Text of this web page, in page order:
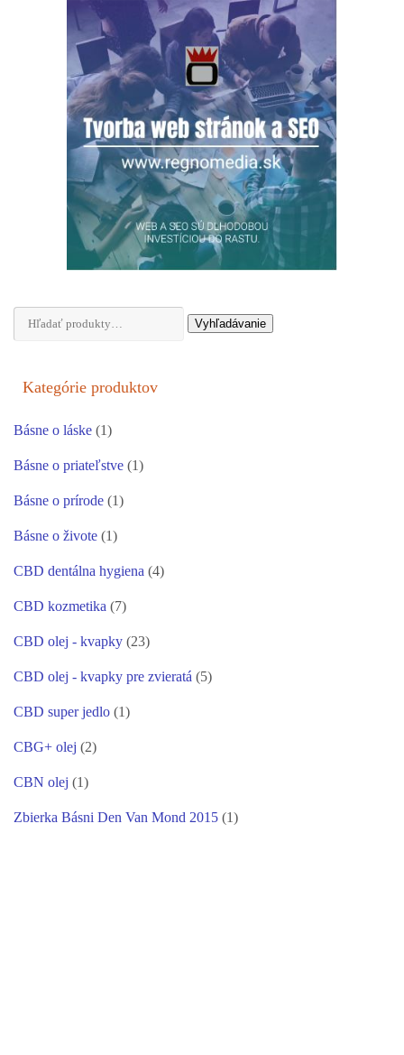
Hľadať: Vyhľadávanie
Kategórie produktov
Básne o láske (1)
Básne o priateľstve (1)
Básne o prírode (1)
Básne o živote (1)
CBD dentálna hygiena (4)
CBD kozmetika (7)
CBD olej - kvapky (23)
CBD olej - kvapky pre zvieratá (5)
CBD super jedlo (1)
CBG+ olej (2)
CBN olej (1)
Zbierka Básni Den Van Mond 2015 (1)